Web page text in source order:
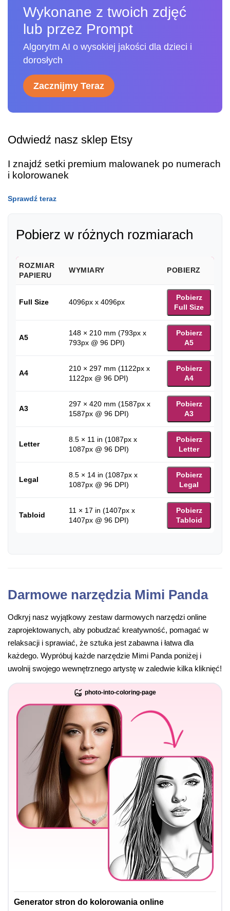
Wykonane z twoich zdjęć
lub przez Prompt
Algorytm AI o wysokiej jakości dla dzieci i
dorosłych
Zacznijmy Teraz
Odwiedź nasz sklep Etsy
I znajdź setki premium malowanek po numerach
i kolorowanek
Sprawdź teraz
Pobierz w różnych rozmiarach
ROZMIAR
PAPIERU
WYMIARY POBIERZ
Full Size 4096px x 4096px
Pobierz
Full Size
A5
148 × 210 mm (793px x
793px @ 96 DPI)
Pobierz
A5
A4
210 × 297 mm (1122px x
1122px @ 96 DPI)
Pobierz
A4
A3
297 × 420 mm (1587px x
1587px @ 96 DPI)
Pobierz
A3
Letter
8.5 × 11 in (1087px x
1087px @ 96 DPI)
Pobierz
Letter
Legal
8.5 × 14 in (1087px x
1087px @ 96 DPI)
Pobierz
Legal
Tabloid
11 × 17 in (1407px x
1407px @ 96 DPI)
Pobierz
Tabloid
Darmowe narzędzia Mimi Panda
Odkryj nasz wyjątkowy zestaw darmowych narzędzi online
zaprojektowanych, aby pobudzać kreatywność, pomagać w
relaksacji i sprawiać, że sztuka jest zabawna i łatwa dla
każdego. Wypróbuj każde narzędzie Mimi Panda poniżej i
uwolnij swojego wewnętrznego artystę w zaledwie kilka kliknięć!
photo-into-coloring-page
Generator stron do kolorowania online